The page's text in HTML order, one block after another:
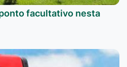
facultativo nesta